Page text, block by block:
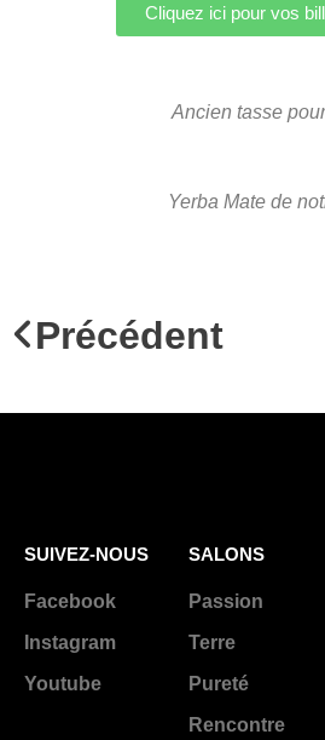
Cliquez ici pour vos
Ancien tasse
Yerba Mate de
Précédent
SUIVEZ-NOUS
Facebook
Instagram
Youtube
SALONS
Passion
Terre
Pureté
Rencontre